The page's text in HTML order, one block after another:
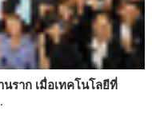
นราก เมื่อเทคโนโลยีที่